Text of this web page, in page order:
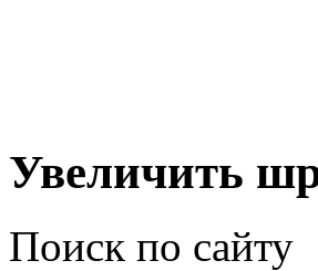
Увеличить
Поиск по сайту